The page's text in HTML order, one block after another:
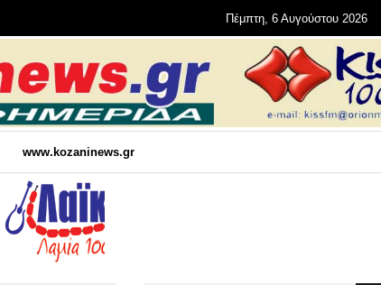
Πέμπτη, 6 Αυγούστου 2026
www.kozaninews.gr